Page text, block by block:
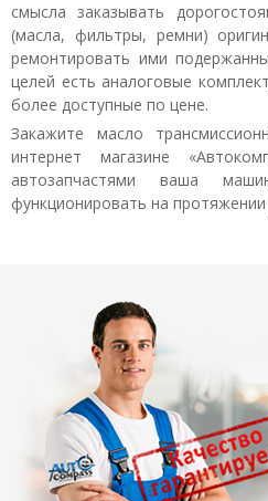
смысла заказывать
(масла, фильтры, ремни)
ремонтировать ими
целей есть аналоговые
более доступные по цене.
Закажите масло
интернет магазине
автозапчастями ваша
функционировать на